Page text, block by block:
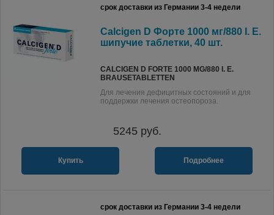
срок доставки из Германии 3-4 недели
Calcigen D Форте 1000 мг/880 I. E.
шипучие таблетки, 40 шт.
CALCIGEN D FORTE 1000 MG/880 I. E.
BRAUSETABLETTEN
Для лечения дефицитных состояний и для
поддержки лечения остеопороза.
5245 руб.
Купить Подробнее
срок доставки из Германии 3-4 недели